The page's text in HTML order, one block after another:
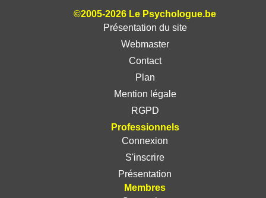
©2005-2026 Le Psychologue.be
Présentation du site
Webmaster
Contact
Plan
Mention légale
RGPD
Professionnels
Connexion
S'inscrire
Présentation
Membres